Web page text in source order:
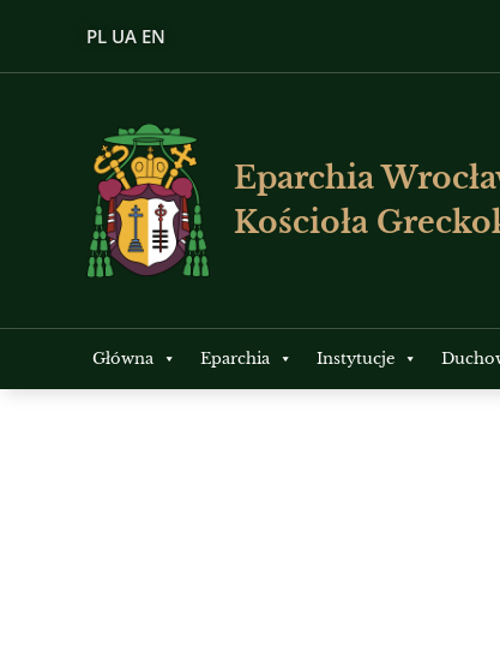
PL UA EN
Eparchia
Kościoła
Główna Eparchia Instytucje